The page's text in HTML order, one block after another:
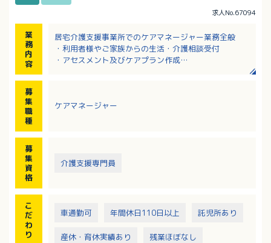
求人No.67094
業
務
内
容
居宅介護支援事業所でのケアマネージャー業務全般
・利用者様やご家族からの生活・介護相談受付
・アセスメント及びケアプラン作成
募
集
職
種
ケアマネージャー
募
集
資
格
介護支援専門員
こ
だ
わ
り
車通勤可 年間休日110日以上 託児所あり
産休・育休実績あり 残業ほぼなし